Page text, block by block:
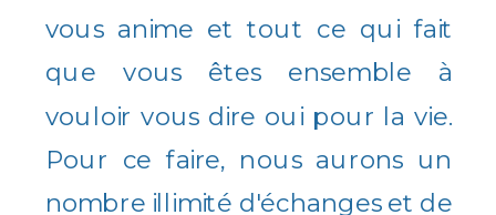
vous anime et tout ce qui fait
que vous êtes ensemble à
vouloir vous dire oui pour la vie.
Pour ce faire, nous aurons un
nombre illimité d'échanges et de